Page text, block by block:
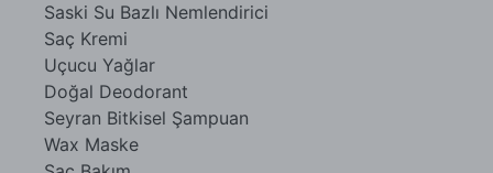
Saski Su Bazlı Nemlendirici
Saç Kremi
Uçucu Yağlar
Doğal Deodorant
Seyran Bitkisel Şampuan
Wax Maske